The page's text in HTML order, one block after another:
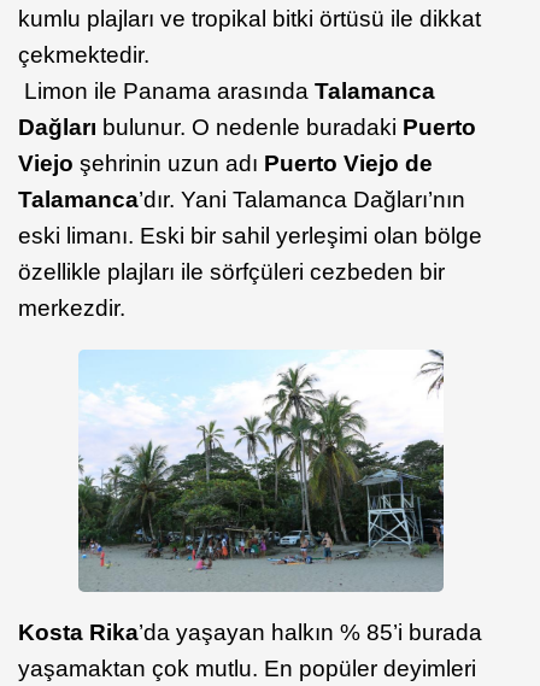
kumlu plajları ve tropikal bitki örtüsü ile dikkat
çekmektedir.
Limon ile Panama arasında Talamanca
Dağları bulunur. O nedenle buradaki Puerto
Viejo şehrinin uzun adı Puerto Viejo de
Talamanca’dır. Yani Talamanca Dağları’nın
eski limanı. Eski bir sahil yerleşimi olan bölge
özellikle plajları ile sörfçüleri cezbeden bir
merkezdir.
Kosta Rika’da yaşayan halkın % 85’i burada
yaşamaktan çok mutlu. En popüler deyimleri